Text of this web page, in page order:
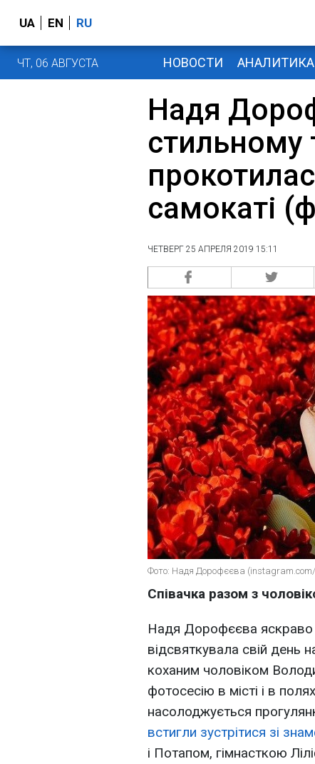
UA EN RU
ЧТ, 06 АВГУСТА НОВОСТИ АНАЛИТИКА
Надя
стильному
самокаті
ЧЕТВЕРГ 25 АПРЕЛЯ 2019 15:11
Фото: Надя Дорофєєва
Співачка разом з
Надя Дорофєєва яскраво
відсвяткувала свій день
коханим чоловіком
фотосесію в місті і в
насолоджується
встигли зустрітися зі
і Потапом, гімнасткою